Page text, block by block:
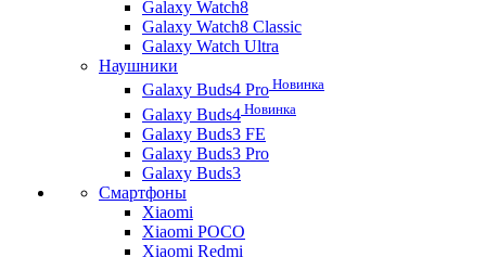
Galaxy Watch8
Galaxy Watch8 Classic
Galaxy Watch Ultra
Наушники
Galaxy Buds4 Pro Новинка
Galaxy Buds4 Новинка
Galaxy Buds3 FE
Galaxy Buds3 Pro
Galaxy Buds3
Смартфоны
Xiaomi
Xiaomi POCO
Xiaomi Redmi